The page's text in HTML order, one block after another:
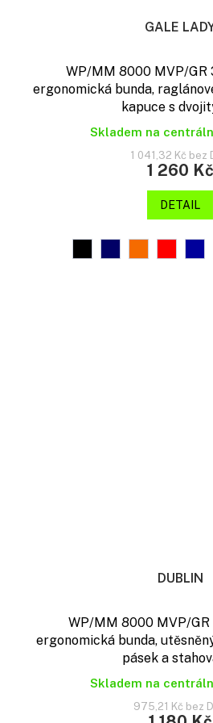
GALE
WP/MM 8000 MVP/GR
ergonomická bunda,
kapuce s
Skladem na
1 041,32 Kč bez
1 260 Kč
DETAIL
DUBLIN
WP/MM 8000 MVP/
ergonomická bunda,
pásek a
Skladem na
975,21 Kč bez